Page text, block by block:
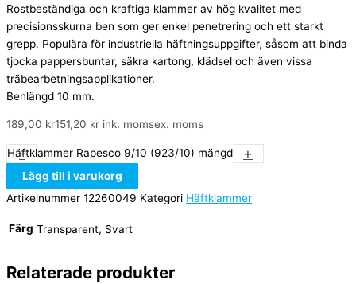
Rostbeständiga och kraftiga klammer av hög kvalitet med
precisionsskurna ben som ger enkel penetrering och ett starkt
grepp. Populära för industriella häftningsuppgifter, såsom att binda
tjocka pappersbuntar, säkra kartong, klädsel och även vissa
träbearbetningsapplikationer.
Benlängd 10 mm.
189,00 kr151,20 kr ink. momsex. moms
-
Häftklammer Rapesco 9/10 (923/10) mängd +
Lägg till i varukorg
Artikelnummer 12260049 Kategori Häftklammer
Färg Transparent, Svart
Relaterade produkter